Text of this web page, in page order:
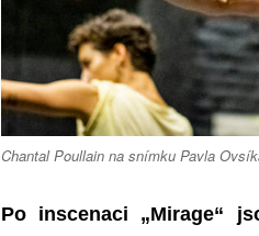
Chantal Poullain na snímku Pavla
Po inscenaci „Mirage“